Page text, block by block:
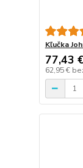
Kľučka
77,43
62,95 €